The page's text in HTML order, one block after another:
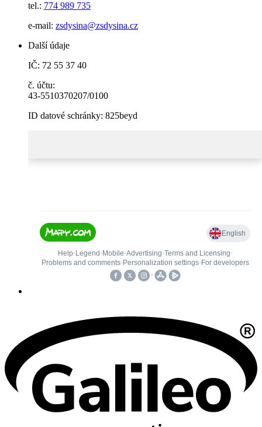
tel.: 774 989 735
e-mail: zsdysina@zsdysina.cz
Další údaje
IČ: 72 55 37 40
č. účtu:
43-5510370207/0100
ID datové schránky: 825beyd